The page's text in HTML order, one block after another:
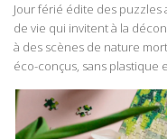
Jour férié édite des
de vie qui invitent à la
à des scènes de nature
éco-conçus, sans plastique